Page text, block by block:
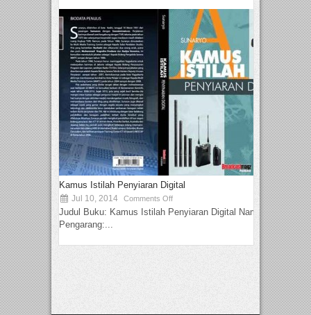
Kamus Istilah Penyiaran Digital
Jul 10, 2014 Comments Off
Judul Buku: Kamus Istilah Penyiaran Digital Nama
Pengarang:...